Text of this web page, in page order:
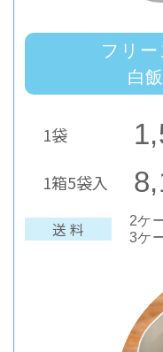
フリ
白
1袋
1箱5袋入
送 料
2ケ
3ケ